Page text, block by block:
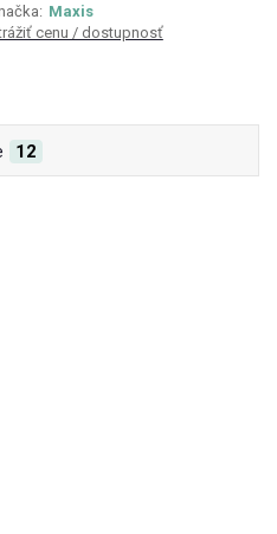
Maxis
cenu / dostupnosť
12